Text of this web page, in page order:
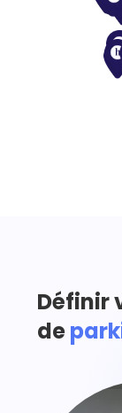
Définir
de